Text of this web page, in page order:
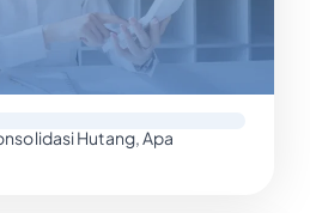
Hutang, Apa